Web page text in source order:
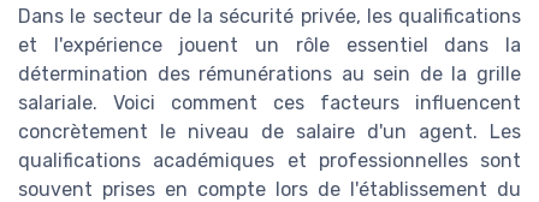
Dans le secteur de la sécurité privée, les qualifications
et l'expérience jouent un rôle essentiel dans la
détermination des rémunérations au sein de la grille
salariale. Voici comment ces facteurs influencent
concrètement le niveau de salaire d'un agent. Les
qualifications académiques et professionnelles sont
souvent prises en compte lors de l'établissement du